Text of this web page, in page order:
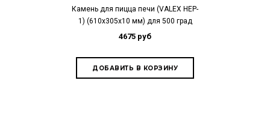
Камень для пицца печи (VALEX HEP-
1) (610х305х10 мм) для 500 град
4675 руб